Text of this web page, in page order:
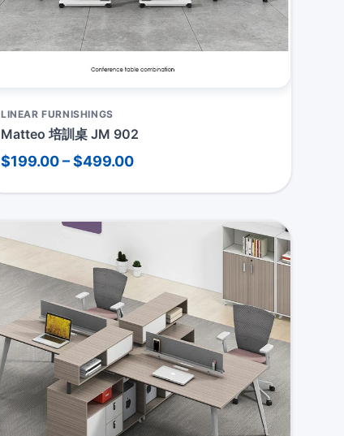
LINEAR FURNISHINGS
Matteo 培訓桌 JM 902
$199.00 – $499.00